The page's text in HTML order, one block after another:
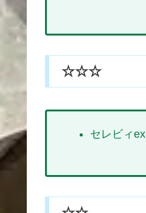
☆☆☆
セレビィex